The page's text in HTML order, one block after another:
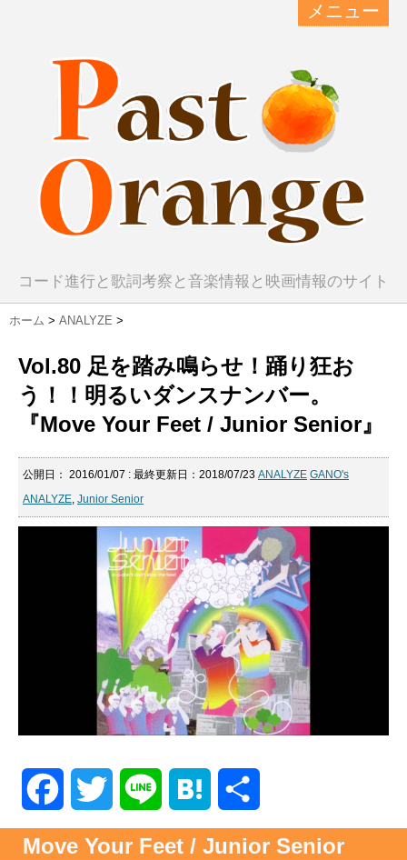
メニュー
コード進行と歌詞考察と音楽情報と映画情報のサイト
ホーム > ANALYZE >
Vol.80 足を踏み鳴らせ！踊り狂お
う！！明るいダンスナンバー。
『Move Your Feet / Junior Senior』
公開日： 2016/01/07 : 最終更新日：2018/07/23 ANALYZE GANO's
ANALYZE, Junior Senior
a w i a 有
Move Your Feet / Junior Senior